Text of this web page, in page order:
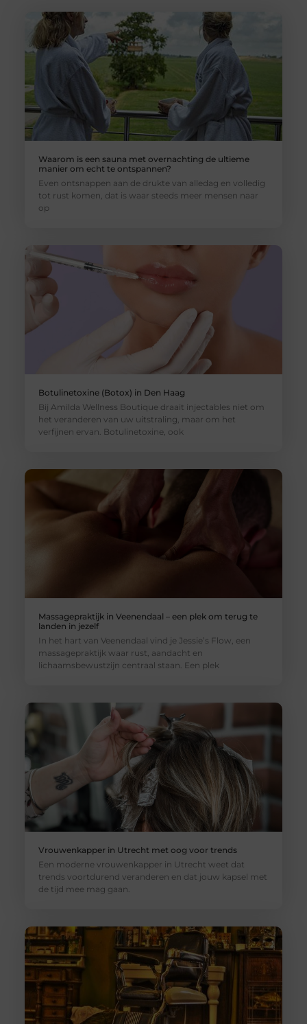
Waarom is een sauna met overnachting de ultieme
manier om echt te ontspannen?
Even ontsnappen aan de drukte van alledag en volledig
tot rust komen, dat is waar steeds meer mensen naar
op
Botulinetoxine (Botox) in Den Haag
Bij Amilda Wellness Boutique draait injectables niet om
het veranderen van uw uitstraling, maar om het
verfijnen ervan. Botulinetoxine, ook
Massagepraktijk in Veenendaal – een plek om terug te
landen in jezelf
In het hart van Veenendaal vind je Jessie’s Flow, een
massagepraktijk waar rust, aandacht en
lichaamsbewustzijn centraal staan. Een plek
Vrouwenkapper in Utrecht met oog voor trends
Een moderne vrouwenkapper in Utrecht weet dat
trends voortdurend veranderen en dat jouw kapsel met
de tijd mee mag gaan.